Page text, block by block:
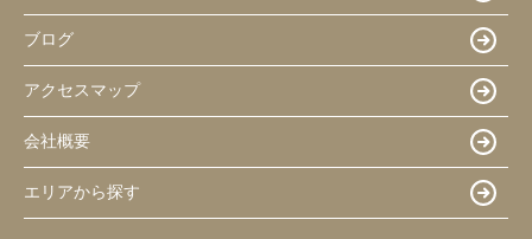
ブログ
アクセスマップ
会社概要
エリアから探す